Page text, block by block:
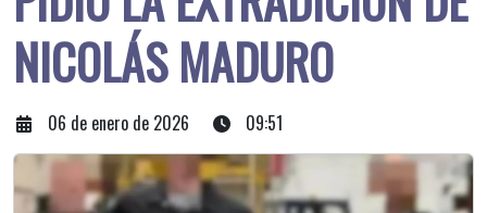
NICOLÁS MADURO
06 de enero de 2026 09:51